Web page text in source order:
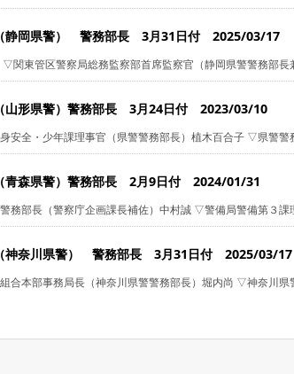
静岡県警） 警務部長 3月31日付 2025/03/17
▽関東管区警察局総務監察部首席監察官（静岡県警警務部長
山形県警）警務部長 3月24日付 2023/03/10
安全・少年課理事官（県警警務部長）植木百合子 ▽県警警
青森県警）警務部長 2月9日付 2024/01/31
務部長（警察庁企画課長補佐）中村誠 ▽警備局警備第３課
神奈川県警） 警務部長 3月31日付 2025/03/17
合本部事務局長（神奈川県警警務部長）堀内尚 ▽神奈川県